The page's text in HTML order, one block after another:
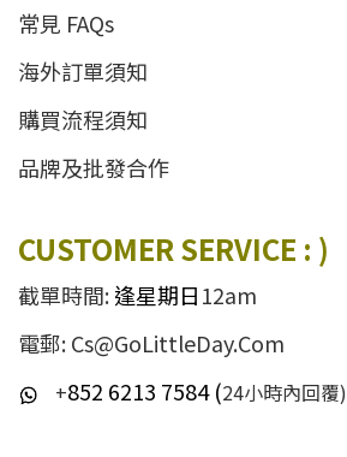
常見 FAQs
海外訂單須知
購買流程須知
品牌及批發合作
CUSTOMER SERVICE : )
截單時間:逢星期日12am
電郵: Cs@GoLittleDay.Com
+852 6213 7584 (24小時內回覆)